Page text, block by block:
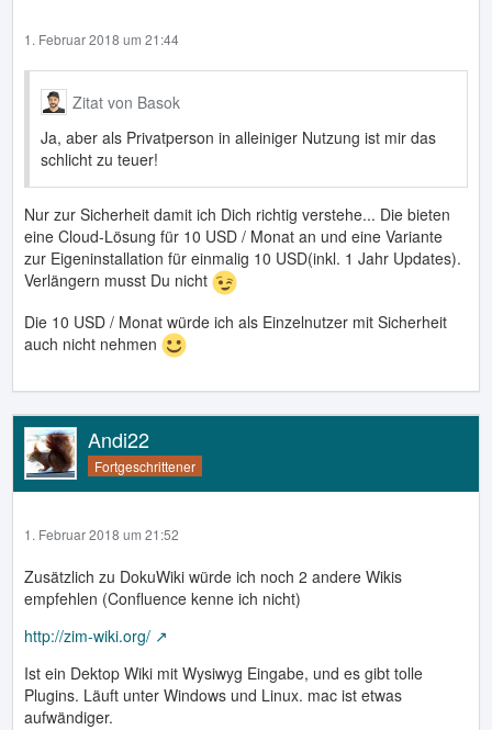
1. Februar 2018 um 21:44
Zitat von Basok
Ja, aber als Privatperson in alleiniger Nutzung ist mir das
schlicht zu teuer!
Nur zur Sicherheit damit ich Dich richtig verstehe... Die bieten
eine Cloud-Lösung für 10 USD / Monat an und eine Variante
zur Eigeninstallation für einmalig 10 USD(inkl. 1 Jahr Updates).
Verlängern musst Du nicht
Die 10 USD / Monat würde ich als Einzelnutzer mit Sicherheit
auch nicht nehmen
Andi22
Fortgeschrittener
1. Februar 2018 um 21:52
Zusätzlich zu DokuWiki würde ich noch 2 andere Wikis
empfehlen (Confluence kenne ich nicht)
http://zim-wiki.org/
Ist ein Dektop Wiki mit Wysiwyg Eingabe, und es gibt tolle
Plugins. Läuft unter Windows und Linux. mac ist etwas
aufwändiger.